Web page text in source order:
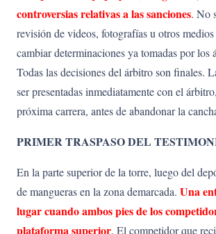
controversias relativas a las sanciones. No
revisión de videos, fotografías u otros medios
cambiar determinaciones ya tomadas por los
Todas las decisiones del árbitro son finales.
ser presentadas inmediatamente con el
próxima carrera, antes de abandonar la
PRIMER TRASPASO DEL
En la parte superior de la torre, luego del
de mangueras en la zona demarcada. Una
lugarcuandoambos pies de los
plataforma superior. El competidor que